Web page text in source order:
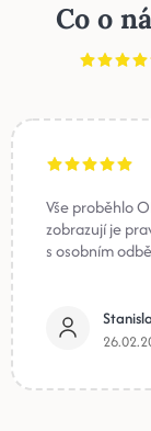
Co o
Vše proběhlo
zobrazují je
s osobním